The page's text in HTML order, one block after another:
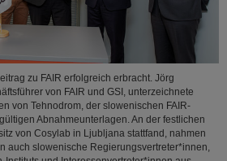
zu FAIR erfolgreich erbracht. Jörg
von FAIR und GSI, unterzeichnete
von Tehnodrom, der slowenischen FAIR-
Abnahmeunterlagen. An der festlichen
von Cosylab in Ljubljana stattfand, nahmen
auch slowenische Regierungsvertreter*innen,